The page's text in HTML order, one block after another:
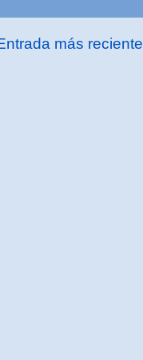
más reciente